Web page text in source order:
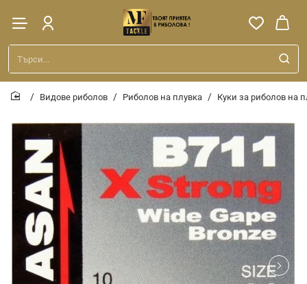
Търси...
Видове риболов Риболов на плувка Куки за риболов на